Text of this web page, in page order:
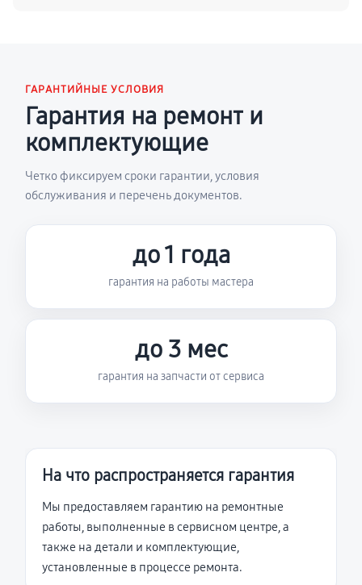
ГАРАНТИЙНЫЕ УСЛОВИЯ
Гарантия на ремонт и
комплектующие
Четко фиксируем сроки гарантии, условия
обслуживания и перечень документов.
до 1 года
гарантия на работы мастера
до 3 мес
гарантия на запчасти от сервиса
На что распространяется гарантия
Мы предоставляем гарантию на ремонтные
работы, выполненные в сервисном центре, а
также на детали и комплектующие,
установленные в процессе ремонта.